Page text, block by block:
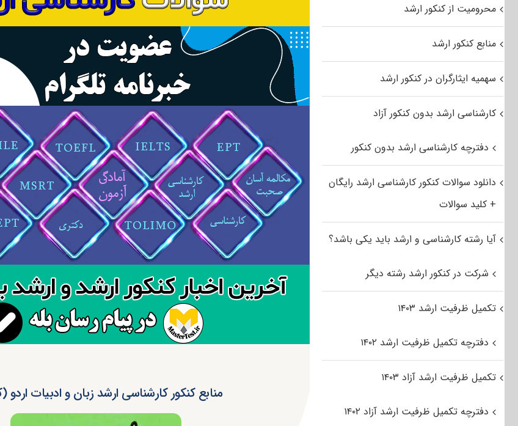
منابع کنکور کارشناسی ارشد زبان و ادبیات اردو (کد
محرومیت از کنکور ارشد
منابع کنکور ارشد
سهمیه ایثارگران در کنکور ارشد
کارشناسی ارشد بدون کنکور آزاد
دفترچه کارشناسی ارشد بدون کنکور
دانلود سوالات کنکور کارشناسی ارشد رایگان
+ کلید سوالات
آیا رشته کارشناسی و ارشد باید یکی باشد؟
شرکت در کنکور ارشد رشته دیگر
تکمیل ظرفیت ارشد ۱۴۰۳
دفترچه تکمیل ظرفیت ارشد ۱۴۰۲
تکمیل ظرفیت ارشد آزاد ۱۴۰۳
دفترچه تکمیل ظرفیت ارشد آزاد ۱۴۰۲